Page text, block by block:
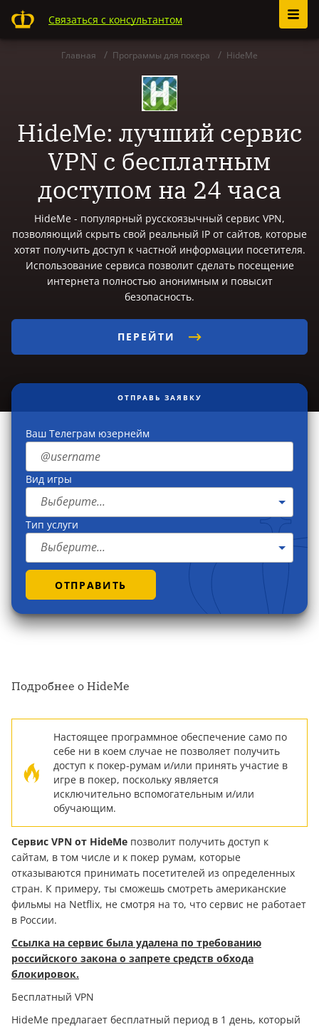
Связаться с консультантом
Главная Программы для покера HideMe
HideMe: лучший сервис
VPN с бесплатным
доступом на 24 часа
HideMe - популярный русскоязычный сервис VPN,
позволяющий скрыть свой реальный IP от сайтов, которые
хотят получить доступ к частной информации посетителя.
Использование сервиса позволит сделать посещение
интернета полностью анонимным и повысит
безопасность.
ПЕРЕЙТИ
ОТПРАВЬ ЗАЯВКУ
Ваш Телеграм юзернейм
Вид игры
Выберите...
Тип услуги
Выберите...
ОТПРАВИТЬ
Подробнее о HideMe
Настоящее программное обеспечение само по
себе ни в коем случае не позволяет получить
доступ к покер-румам и/или принять участие в
игре в покер, поскольку является
исключительно вспомогательным и/или
обучающим.
Сервис VPN от HideMe позволит получить доступ к
сайтам, в том числе и к покер румам, которые
отказываются принимать посетителей из определенных
стран. К примеру, ты сможешь смотреть американские
фильмы на Netflix, не смотря на то, что сервис не работает
в России.
Ссылка на сервис была удалена по требованию
российского закона о запрете средств обхода
блокировок.
Бесплатный VPN
HideMe предлагает бесплатный период в 1 день, который